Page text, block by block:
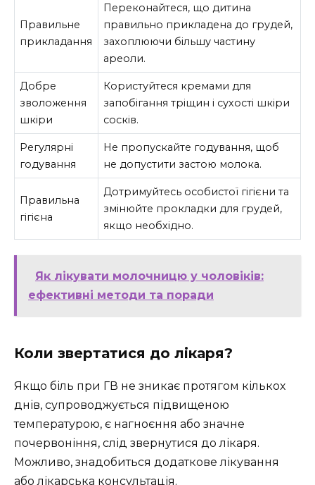
Правильне
прикладання
Переконайтеся, що дитина
правильно прикладена до грудей,
захоплюючи більшу частину
ареоли.
Добре
зволоження
шкіри
Користуйтеся кремами для
запобігання тріщин і сухості шкіри
сосків.
Регулярні
годування
Не пропускайте годування, щоб
не допустити застою молока.
Правильна
гігієна
Дотримуйтесь особистої гігієни та
змінюйте прокладки для грудей,
якщо необхідно.
Як лікувати молочницю у чоловіків:
ефективні методи та поради
Коли звертатися до лікаря?
Якщо біль при ГВ не зникає протягом кількох
днів, супроводжується підвищеною
температурою, є нагноєння або значне
почервоніння, слід звернутися до лікаря.
Можливо, знадобиться додаткове лікування
або лікарська консультація.